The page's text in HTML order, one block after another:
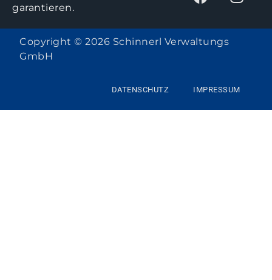
garantieren.
Copyright © 2026 Schinnerl Verwaltungs
GmbH
DATENSCHUTZ IMPRESSUM